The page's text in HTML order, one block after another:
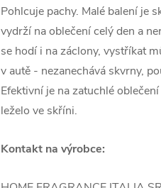
Pohlcuje pachy. Malé balení je
vydrží na oblečení celý den a
se hodí i na záclony, vystříkat
v autě - nezanechává skvrny,
Efektivní je na zatuchlé
leželo ve skříni.
Kontakt na výrobce: